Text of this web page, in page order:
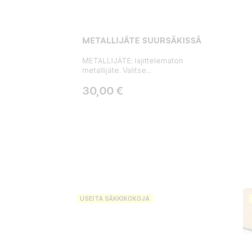
METALLIJÄTE SUURSÄKISSÄ
METALLIJÄTE: lajittelematon
metallijäte. Valitse...
Hinta
30,00 €
USEITA SÄKKIKOKOJA